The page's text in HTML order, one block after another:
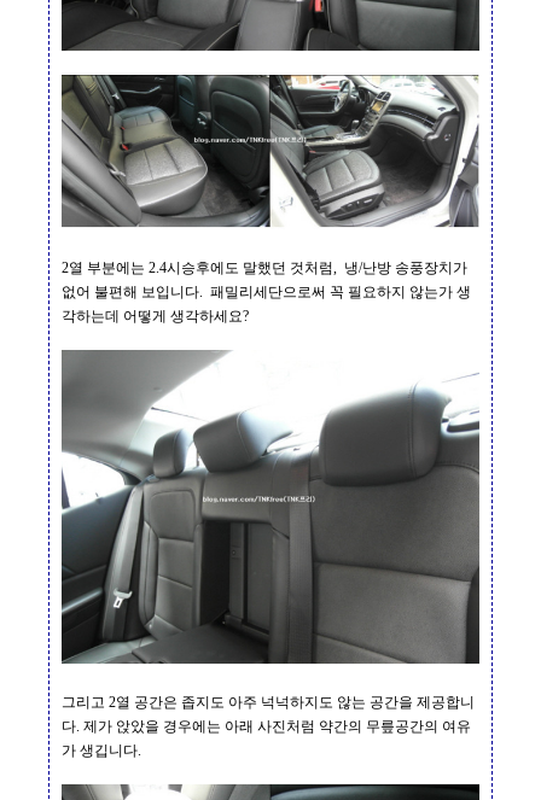
2열 부분에는 2.4시승후에도 말했던 것처럼, 냉/난방 송풍장치가
없어 불편해 보입니다. 패밀리세단으로써 꼭 필요하지 않는가 생
각하는데 어떻게 생각하세요?
그리고 2열 공간은 좁지도 아주 넉넉하지도 않는 공간을 제공합니
다. 제가 앉았을 경우에는 아래 사진처럼 약간의 무릎공간의 여유
가 생깁니다.